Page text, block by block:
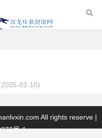
02-10)
All rights reserve |
号-1